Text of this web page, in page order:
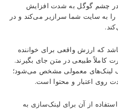
در چشم گوگل به شدت افزایش
به سایت شما سرازیر می‌کند و در
که ارزش واقعی برای خواننده
کاملاً طبیعی در متن جای بگیرند.
بک لینک‌های معمولی مشخص می‌شود؛
روی اعتبار و محتوا است.
از آن برای لینک‌سازی به